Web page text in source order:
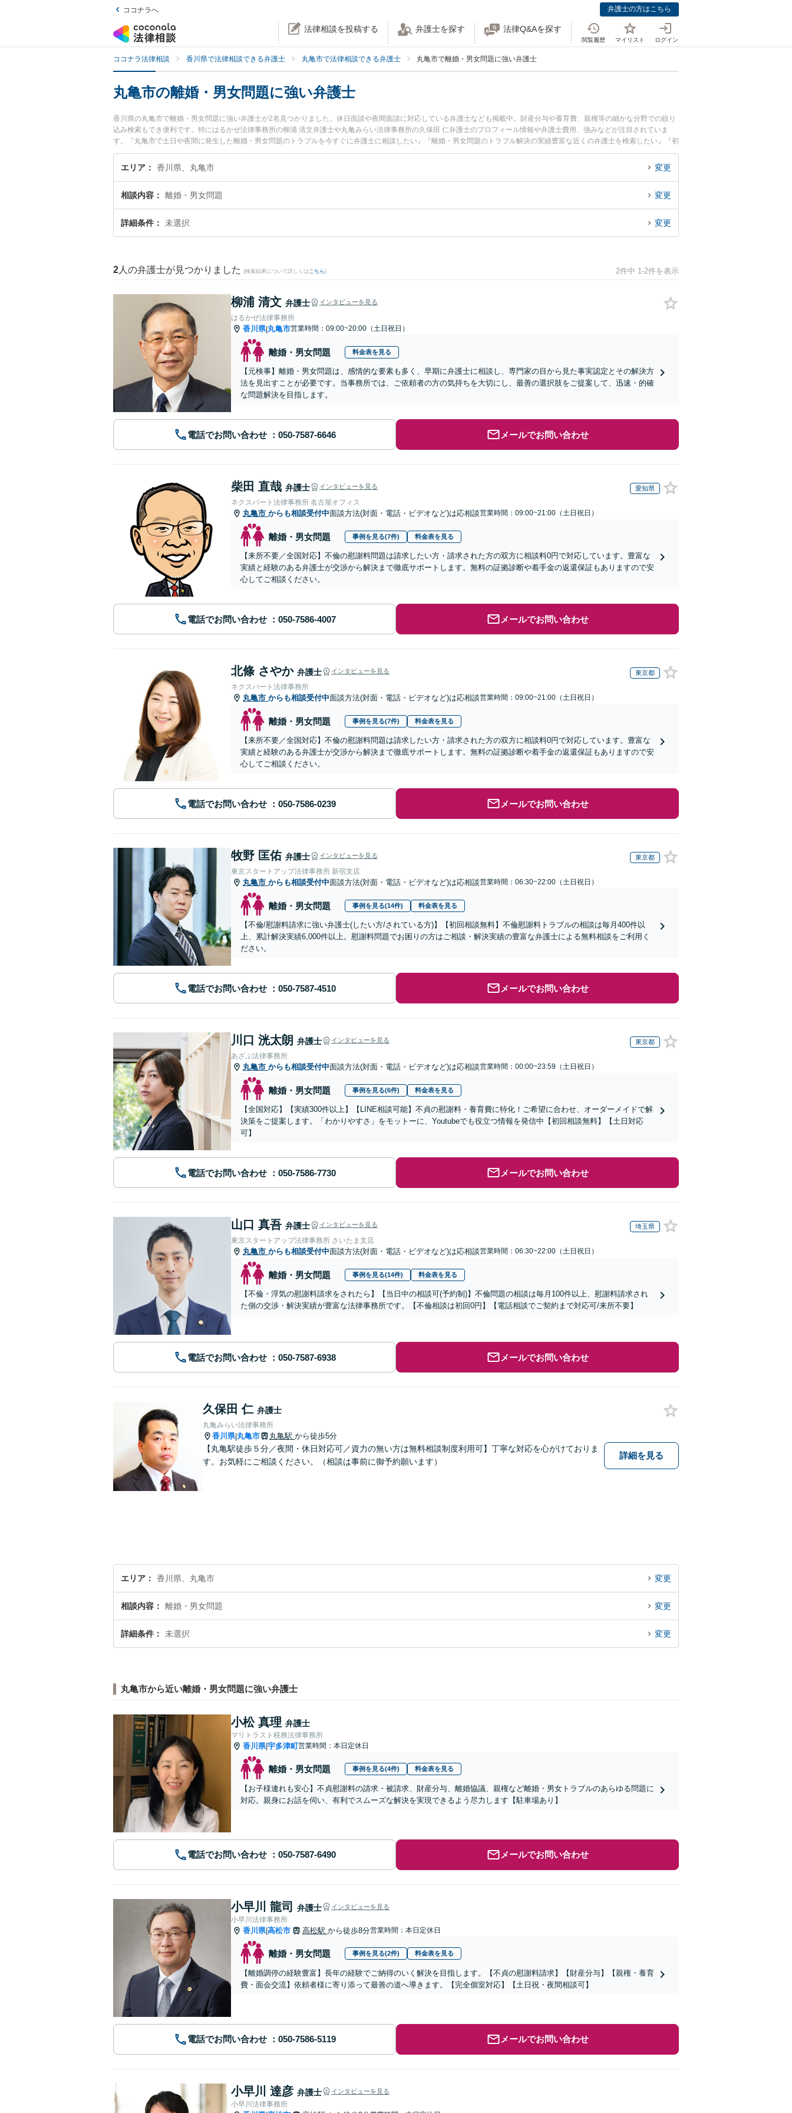
ココナラへ 弁護士の方はこちら
法律相談を投稿する 弁護士を探す 法律Q&Aを探す
閲覧履歴 マイリスト ログイン
ココナラ法律相談 香川県で法律相談できる弁護士 丸亀市で法律相談できる弁護士 丸亀市で離婚・男女問題に強い弁護士
丸亀市の離婚・男女問題に強い弁護士
香川県の丸亀市で離婚・男女問題に強い弁護士が2名見つかりました。休日面談や夜間面談に対応している弁護士なども掲載中。財産分与や養育費、親権等の細かな分野での絞り
込み検索もでき便利です。特にはるかぜ法律事務所の柳浦 清文弁護士や丸亀みらい法律事務所の久保田 仁弁護士のプロフィール情報や弁護士費用、強みなどが注目されていま
す。『丸亀市で土日や夜間に発生した離婚・男女問題のトラブルを今すぐに弁護士に相談したい』『離婚・男女問題のトラブル解決の実績豊富な近くの弁護士を検索したい』『初
回相談無料で離婚・男女問題を法律相談できる丸亀市内の弁護士に相談予約したい』などでお困りの相談者さんにおすすめです。
エリア 香川県、丸亀市 変更
相談内容 離婚・男女問題 変更
詳細条件 未選択 変更
2 人の弁護士が見つかりました (検索結果について詳しくは こちら) 2件中 1-2件を表示
柳浦 清文 弁護士 インタビューを見る
はるかぜ法律事務所
香川県|丸亀市営業時間：09:00~20:00（土日祝日）
離婚・男女問題 料金表を見る
【元検事】離婚・男女問題は、感情的な要素も多く、早期に弁護士に相談し、専門家の目から見た事実認定とその解決方
法を見出すことが必要です。当事務所では、ご依頼者の方の気持ちを大切にし、最善の選択肢をご提案して、迅速・的確
な問題解決を目指します。
電話でお問い合わせ メールでお問い合わせ
柴田 直哉 弁護士 インタビューを見る 愛知県
ネクスパート法律事務所 名古屋オフィス
丸亀市 からも相談受付中面談方法(対面・電話・ビデオなど)は応相談営業時間：09:00~21:00（土日祝日）
離婚・男女問題 事例を見る(7件) 料金表を見る
【来所不要／全国対応】不倫の慰謝料問題は請求したい方・請求された方の双方に相談料0円で対応しています。豊富な
実績と経験のある弁護士が交渉から解決まで徹底サポートします。無料の証拠診断や着手金の返還保証もありますので安
心してご相談ください。
電話でお問い合わせ メールでお問い合わせ
北條 さやか 弁護士 インタビューを見る 東京都
ネクスパート法律事務所
丸亀市 からも相談受付中面談方法(対面・電話・ビデオなど)は応相談営業時間：09:00~21:00（土日祝日）
離婚・男女問題 事例を見る(7件) 料金表を見る
【来所不要／全国対応】不倫の慰謝料問題は請求したい方・請求された方の双方に相談料0円で対応しています。豊富な
実績と経験のある弁護士が交渉から解決まで徹底サポートします。無料の証拠診断や着手金の返還保証もありますので安
心してご相談ください。
電話でお問い合わせ メールでお問い合わせ
牧野 匡佑 弁護士 インタビューを見る 東京都
東京スタートアップ法律事務所 新宿支店
丸亀市 からも相談受付中面談方法(対面・電話・ビデオなど)は応相談営業時間：06:30~22:00（土日祝日）
離婚・男女問題 事例を見る(14件) 料金表を見る
【不倫/慰謝料請求に強い弁護士(したい方/されている方)】【初回相談無料】不倫慰謝料トラブルの相談は毎月400件以
上、累計解決実績6,000件以上。慰謝料問題でお困りの方はご相談・解決実績の豊富な弁護士による無料相談をご利用く
ださい。
電話でお問い合わせ メールでお問い合わせ
川口 洸太朗 弁護士 インタビューを見る 東京都
あざぶ法律事務所
丸亀市 からも相談受付中面談方法(対面・電話・ビデオなど)は応相談営業時間：00:00~23:59（土日祝日）
離婚・男女問題 事例を見る(6件) 料金表を見る
【全国対応】【実績300件以上】【LINE相談可能】不貞の慰謝料・養育費に特化！ご希望に合わせ、オーダーメイドで解
決策をご提案します。「わかりやすさ」をモットーに、Youtubeでも役立つ情報を発信中【初回相談無料】【土日対応
可】
電話でお問い合わせ メールでお問い合わせ
山口 真吾 弁護士 インタビューを見る 埼玉県
東京スタートアップ法律事務所 さいたま支店
丸亀市 からも相談受付中面談方法(対面・電話・ビデオなど)は応相談営業時間：06:30~22:00（土日祝日）
離婚・男女問題 事例を見る(14件) 料金表を見る
【不倫・浮気の慰謝料請求をされたら】【当日中の相談可(予約制)】不倫問題の相談は毎月100件以上、慰謝料請求され
た側の交渉・解決実績が豊富な法律事務所です。【不倫相談は初回0円】【電話相談でご契約まで対応可/来所不要】
電話でお問い合わせ メールでお問い合わせ
久保田 仁 弁護士
丸亀みらい法律事務所
香川県|丸亀市 丸亀駅 から徒歩5分
【丸亀駅徒歩５分／夜間・休日対応可／資力の無い方は無料相談制度利用可】丁寧な対応を心がけておりま
す。お気軽にご相談ください。（相談は事前に御予約願います）
詳細を見る
エリア 香川県、丸亀市 変更
相談内容 離婚・男女問題 変更
詳細条件 未選択 変更
丸亀市から近い離婚・男女問題に強い弁護士
小松 真理 弁護士
マリトラスト税務法律事務所
香川県|宇多津町営業時間：本日定休日
離婚・男女問題 事例を見る(4件) 料金表を見る
【お子様連れも安心】不貞慰謝料の請求・被請求、財産分与、離婚協議、親権など離婚・男女トラブルのあらゆる問題に
対応。親身にお話を伺い、有利でスムーズな解決を実現できるよう尽力します【駐車場あり】
電話でお問い合わせ メールでお問い合わせ
小早川 龍司 弁護士 インタビューを見る
小早川法律事務所
香川県|高松市 高松駅 から徒歩8分営業時間：本日定休日
離婚・男女問題 事例を見る(2件) 料金表を見る
【離婚調停の経験豊富】長年の経験でご納得のいく解決を目指します。【不貞の慰謝料請求】【財産分与】【親権・養育
費・面会交流】依頼者様に寄り添って最善の道へ導きます。【完全個室対応】【土日祝・夜間相談可】
電話でお問い合わせ メールでお問い合わせ
小早川 達彦 弁護士 インタビューを見る
小早川法律事務所